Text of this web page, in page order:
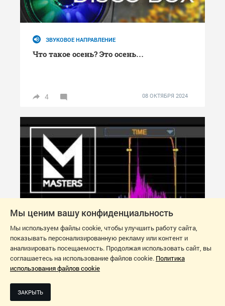
ЗВУКОВОЕ НАПРАВЛЕНИЕ
Что такое осень? Это осень…
4 08 ОКТЯБРЯ 2024
ЗВУКОВОЕ НАПРАВЛЕНИЕ
Мастер о MASTERS (Автор: Микеле
Марани)
Мы ценим вашу конфиденциальность
Мы используем файлы cookie, чтобы улучшить работу сайта,
показывать персонализированную рекламу или контент и
анализировать посещаемость. Продолжая использовать сайт, вы
соглашаетесь на использование файлов cookie. Политика
использования файлов cookie
ЗАКРЫТЬ